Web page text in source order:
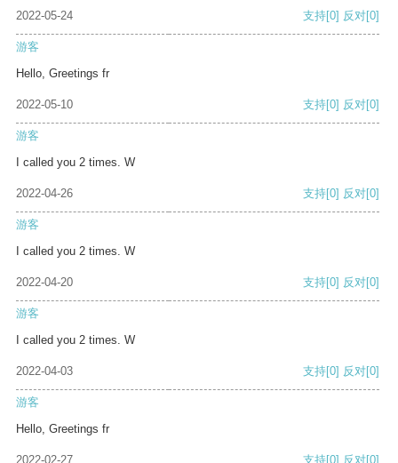
2022-05-24 支持[0] 反对[0]
游客
Hello, Greetings fr
2022-05-10 支持[0] 反对[0]
游客
I called you 2 times. W
2022-04-26 支持[0] 反对[0]
游客
I called you 2 times. W
2022-04-20 支持[0] 反对[0]
游客
I called you 2 times. W
2022-04-03 支持[0] 反对[0]
游客
Hello, Greetings fr
2022-02-27 支持[0] 反对[0]